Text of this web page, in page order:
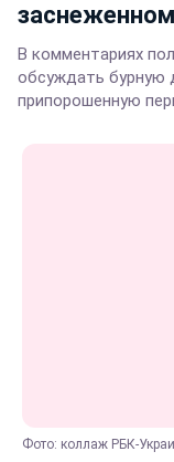
В комментариях
обсуждать бурную
припорошенную
Фото: коллаж РБК-